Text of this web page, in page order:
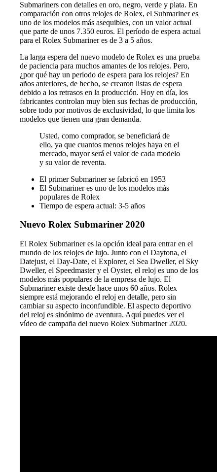
Submariners con detalles en oro, negro, verde y plata. En
comparación con otros relojes de Rolex, el Submariner es
uno de los modelos más asequibles, con un valor actual
que parte de unos 7.350 euros. El período de espera actual
para el Rolex Submariner es de 3 a 5 años.
La larga espera del nuevo modelo de Rolex es una prueba
de paciencia para muchos amantes de los relojes. Pero,
¿por qué hay un periodo de espera para los relojes? En
años anteriores, de hecho, se crearon listas de espera
debido a los retrasos en la producción. Hoy en día, los
fabricantes controlan muy bien sus fechas de producción,
sobre todo por motivos de exclusividad, lo que limita los
modelos que tienen una gran demanda.
Usted, como comprador, se beneficiará de
ello, ya que cuantos menos relojes haya en el
mercado, mayor será el valor de cada modelo
y su valor de reventa.
El primer Submariner se fabricó en 1953
El Submariner es uno de los modelos más
populares de Rolex
Tiempo de espera actual: 3-5 años
Nuevo Rolex Submariner 2020
El Rolex Submariner es la opción ideal para entrar en el
mundo de los relojes de lujo. Junto con el Daytona, el
Datejust, el Day-Date, el Explorer, el Sea Dweller, el Sky
Dweller, el Speedmaster y el Oyster, el reloj es uno de los
modelos más populares de la empresa de lujo. El
Submariner existe desde hace unos 60 años. Rolex
siempre está mejorando el reloj en detalle, pero sin
cambiar su aspecto inconfundible. El aspecto deportivo
del reloj es sinónimo de aventura. Aquí puedes ver el
vídeo de campaña del nuevo Rolex Submariner 2020.